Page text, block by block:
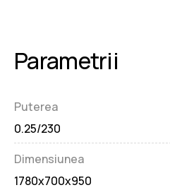
Parametrii
Puterea
0.25/230
Dimensiunea
1780x700x950